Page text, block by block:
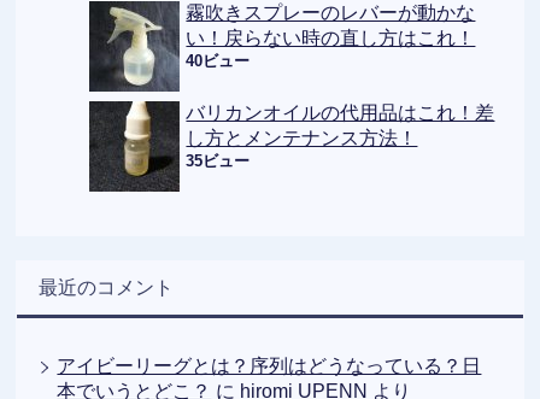
霧吹きスプレーのレバーが動かな
い！戻らない時の直し方はこれ！
40ビュー
バリカンオイルの代用品はこれ！差
し方とメンテナンス方法！
35ビュー
最近のコメント
アイビーリーグとは？序列はどうなっている？日
本でいうとどこ？ に hiromi UPENN より